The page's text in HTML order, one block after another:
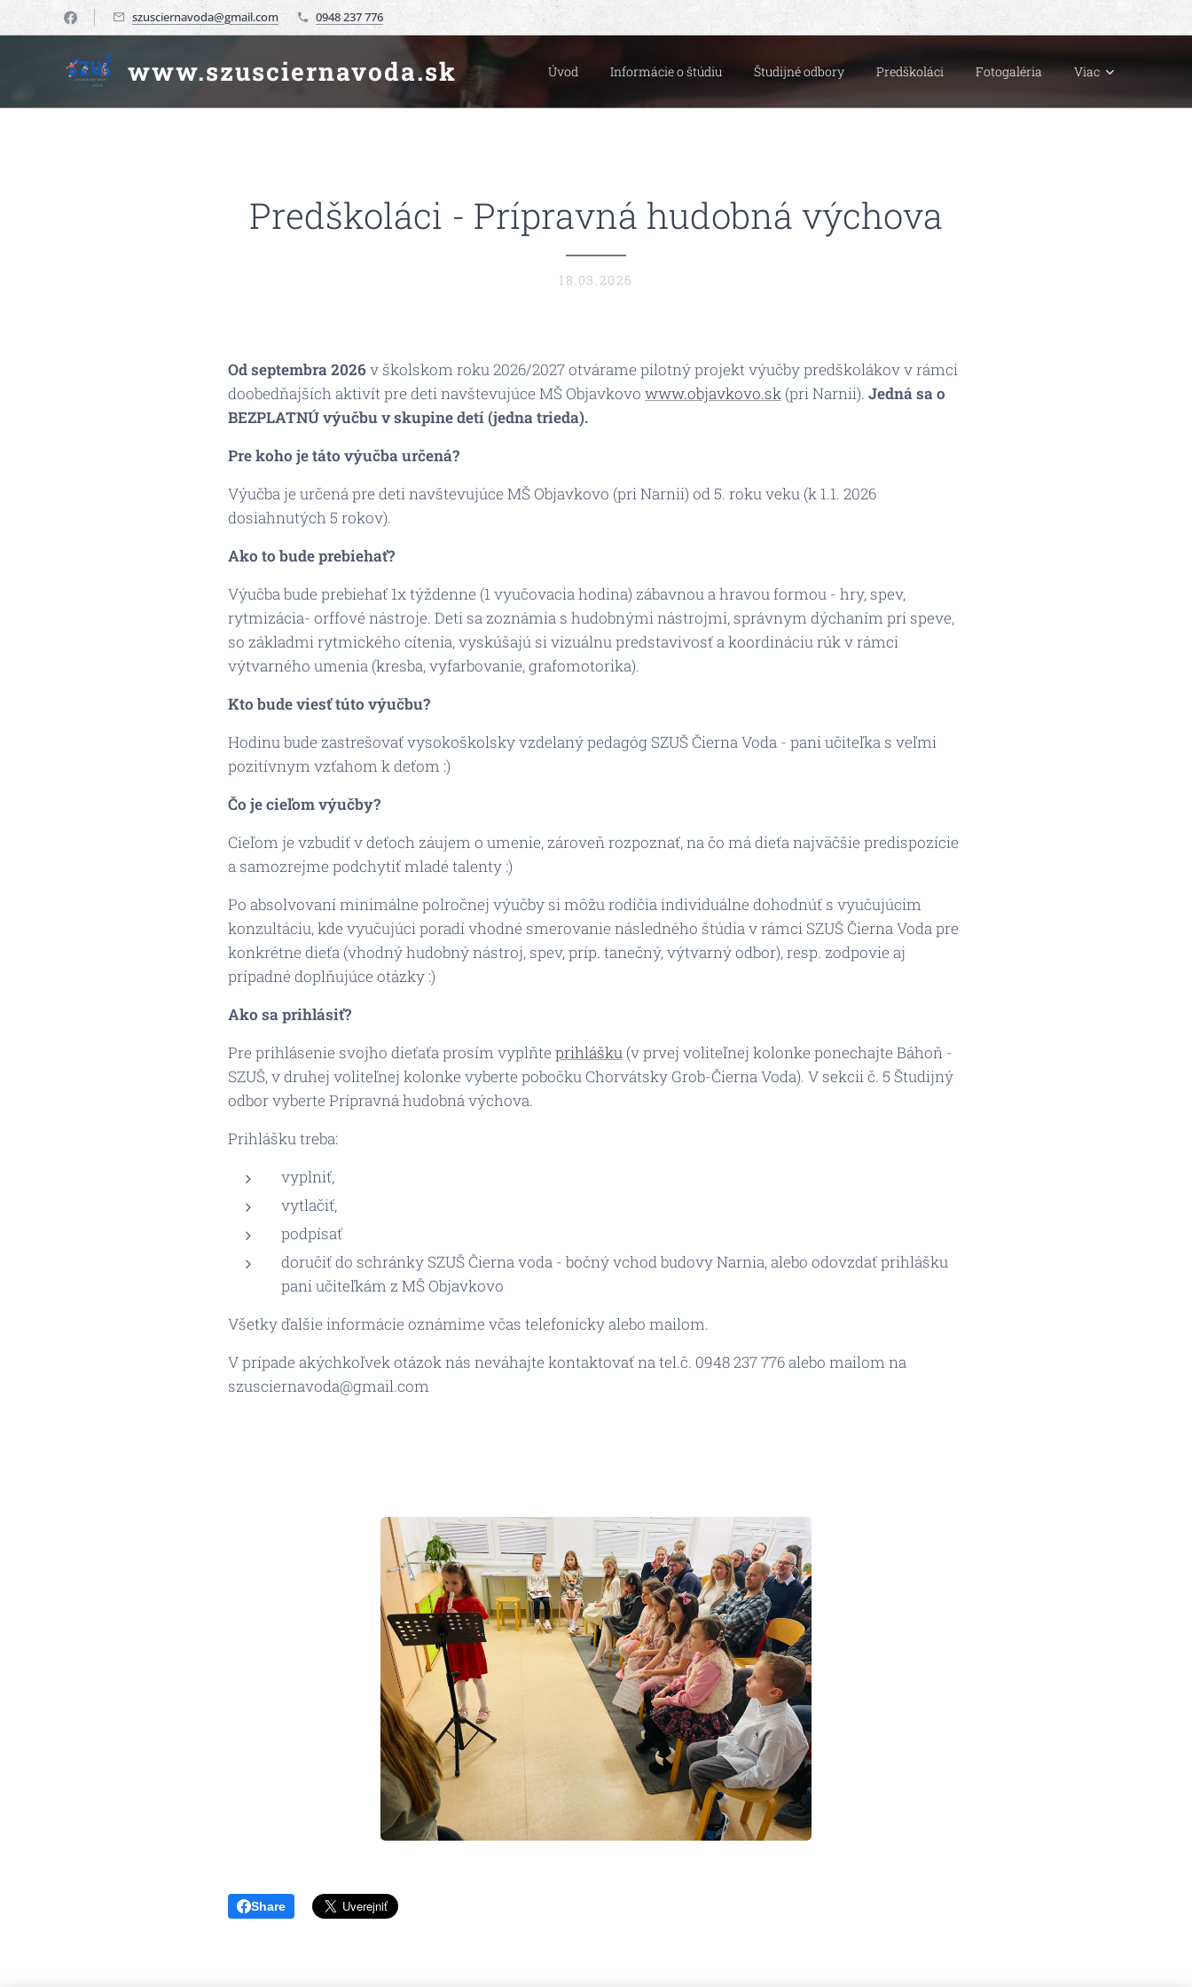
szusciernavoda@gmail.com 0948 237 776
www.szusciernavoda.sk Úvod Informácie o štúdiu Študijné odbory Predškoláci Fotogaléria Viac
Predškoláci - Prípravná hudobná výchova
18.03.2026
Od septembra 2026v školskom roku 2026/2027 otvárame pilotný projekt výučby predškolákov v rámci
doobedňajších aktivít pre deti navštevujúce MŠ Objavkovo www.objavkovo.sk (pri Narnii). Jedná sa o
BEZPLATNÚ výučbu v skupine detí (jedna trieda).
Pre koho je táto výučba určená?
Výučba je určená pre deti navštevujúce MŠ Objavkovo (pri Narnii) od 5. roku veku (k 1.1. 2026
dosiahnutých 5 rokov).
Ako to bude prebiehať?
Výučba bude prebiehať 1x týždenne (1 vyučovacia hodina) zábavnou a hravou formou - hry, spev,
rytmizácia- orffové nástroje. Deti sa zoznámia s hudobnými nástrojmi, správnym dýchaním pri speve,
so základmi rytmického cítenia, vyskúšajú si vizuálnu predstavivosť a koordináciu rúk v rámci
výtvarného umenia (kresba, vyfarbovanie, grafomotorika).
Kto bude viesť túto výučbu?
Hodinu bude zastrešovať vysokoškolsky vzdelaný pedagóg SZUŠ Čierna Voda - pani učiteľka s veľmi
pozitívnym vzťahom k deťom :)
Čo je cieľom výučby?
Cieľom je vzbudiť v deťoch záujem o umenie, zároveň rozpoznať, na čo má dieťa najväčšie predispozície
a samozrejme podchytiť mladé talenty :)
Po absolvovaní minimálne polročnej výučby si môžu rodičia individuálne dohodnúť s vyučujúcim
konzultáciu, kde vyučujúci poradí vhodné smerovanie následného štúdia v rámci SZUŠ Čierna Voda pre
konkrétne dieťa (vhodný hudobný nástroj, spev, príp. tanečný, výtvarný odbor), resp. zodpovie aj
prípadné doplňujúce otázky :)
Ako sa prihlásiť?
Pre prihlásenie svojho dieťaťa prosím vyplňte prihlášku (v prvej voliteľnej kolonke ponechajte Báhoň -
SZUŠ, v druhej voliteľnej kolonke vyberte pobočku Chorvátsky Grob-Čierna Voda). V sekcii č. 5 Študijný
odbor vyberte Prípravná hudobná výchova.
Prihlášku treba:
vyplniť,
vytlačiť,
podpísať
doručiť do schránky SZUŠ Čierna voda - bočný vchod budovy Narnia, alebo odovzdať prihlášku
pani učiteľkám z MŠ Objavkovo
Všetky ďalšie informácie oznámime včas telefonicky alebo mailom.
V prípade akýchkoľvek otázok nás neváhajte kontaktovať na tel.č. 0948 237 776 alebo mailom na
szusciernavoda@gmail.com
Share